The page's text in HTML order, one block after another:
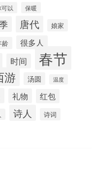
以 保暖
唐代 娘家
龄 很多人
时间 春节
游 汤圆 温度
礼物 红包
诗人 诗词